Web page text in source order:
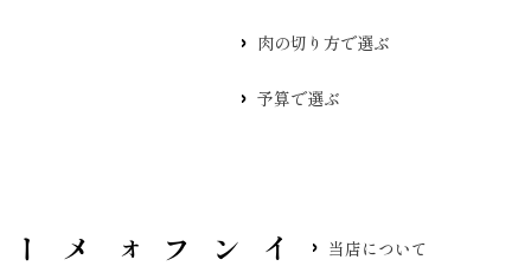
肉の切り方で選ぶ
予算で選ぶ
当店について